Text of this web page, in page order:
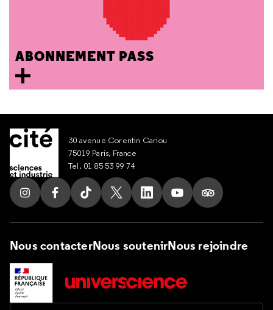
ABONNEMENT PASS
30 avenue Corentin Cariou
75019 Paris, France
Tel. 01 85 53 99 74
Suivez nous sur Instagram
Suivez nous sur Facebook
Suivez nous sur Tik Tok
Suivez nous sur X
Suivez nous sur LinkedIn
Suivez nous sur
Suivez nous
Nous contacterNous soutenirNous rejoindre